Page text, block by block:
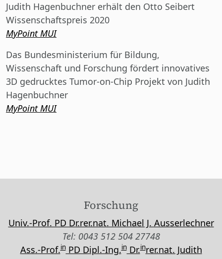
Judith Hagenbuchner erhält den Otto Seibert
Wissenschaftspreis 2020
MyPoint MUI
Das Bundesministerium für Bildung,
Wissenschaft und Forschung fördert innovatives
3D gedrucktes Tumor-on-Chip Projekt von Judith
Hagenbuchner
MyPoint MUI
Forschung
Univ.-Prof. PD Dr.rer.nat. Michael J. Ausserlechner
Tel: 0043 512 504 27748
Ass.-Prof.inPD Dipl.-Ing.inDr.inrer.nat. Judith